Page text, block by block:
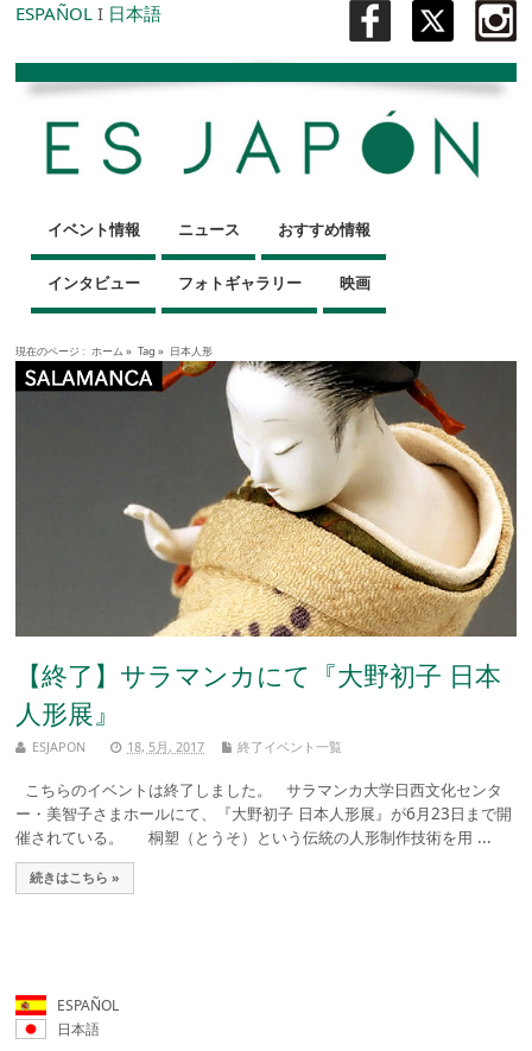
ESPAÑOL I 日本語
イベント情報 ニュース おすすめ情報
インタビュー フォトギャラリー 映画
現在のページ : ホーム » Tag » 日本人形
【終了】サラマンカにて『大野初子 日本
人形展』
ESJAPON 18, 5月, 2017 終了イベント一覧
こちらのイベントは終了しました。 サラマンカ大学日西文化センタ
ー・美智子さまホールにて、『大野初子 日本人形展』が6月23日まで開
催されている。 桐塑（とうそ）という伝統の人形制作技術を用 ...
続きはこちら »
ESPAÑOL
日本語